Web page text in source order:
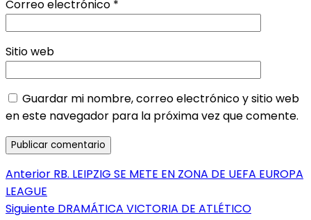
Correo electrónico *
Sitio web
Guardar mi nombre, correo electrónico y sitio web
en este navegador para la próxima vez que comente.
Navegación
de
Anterior Entrada
RB. LEIPZIG SE METE EN ZONA DE UEFA EUROPA
LEAGUE
Siguiente Entrada
DRAMÁTICA VICTORIA DE ATLÉTICO